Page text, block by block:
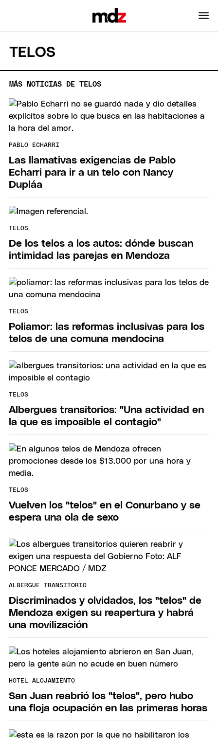
TELOS
MÁS NOTICIAS DE TELOS
PABLO ECHARRI
Las llamativas exigencias de Pablo
Echarri para ir a un telo con Nancy
Dupláa
TELOS
De los telos a los autos: dónde buscan
intimidad las parejas en Mendoza
TELOS
Poliamor: las reformas inclusivas para los
telos de una comuna mendocina
TELOS
Albergues transitorios: "Una actividad en
la que es imposible el contagio"
TELOS
Vuelven los "telos" en el Conurbano y se
espera una ola de sexo
ALBERGUE TRANSITORIO
Discriminados y olvidados, los "telos" de
Mendoza exigen su reapertura y habrá
una movilización
HOTEL ALOJAMIENTO
San Juan reabrió los "telos", pero hubo
una floja ocupación en las primeras horas